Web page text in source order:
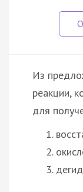
Из
реакции,
для